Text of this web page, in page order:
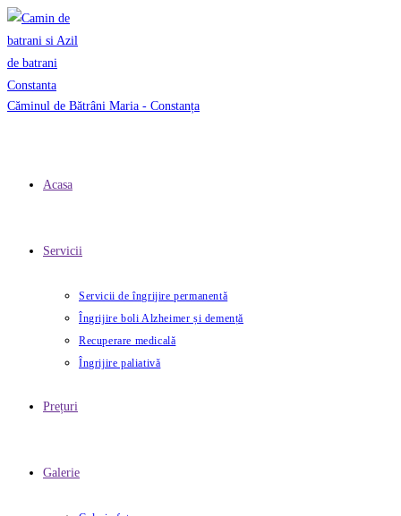
Skip
to
content
Căminul de Bătrâni Maria - Constanța
Acasa
Servicii
Servicii de îngrijire permanentă
Îngrijire boli Alzheimer și demență
Recuperare medicală
Îngrijire paliativă
Prețuri
Galerie